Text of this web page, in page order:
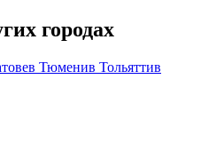
городах
в Тюменив Тольяттив